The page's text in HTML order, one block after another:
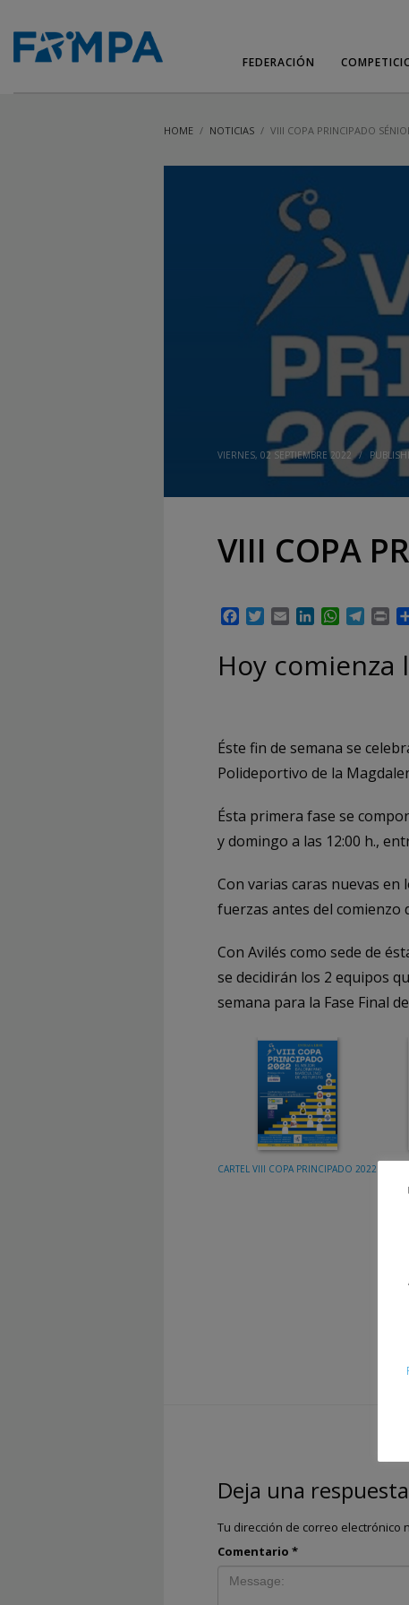
FEDERACIÓN
HOME NOTICIAS VIII COPA PRINCIPADO
VIERNES, 02 SEPTIEMBRE 2022 /
VIII COPA
Facebook
TwitterEmailLinkedInWhatsApp
Hoy comienza
Éste fin de semana se
Polideportivo de la
Ésta primera fase se
y domingo a las 12:00 h.,
Con varias caras nuevas
fuerzas antes del comienzo
Con Avilés como sede de
se decidirán los 2 equipos
semana para la Fase Final
CARTEL VIII COPA PRINCIPADO 2022
Deja una respuesta
Tu dirección de correo electrónico
Comentario *